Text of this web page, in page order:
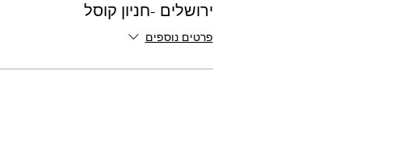
ירושלים -חניון קוסל
פרטים נוספים